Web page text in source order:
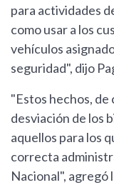
para actividades
como usar a los
vehículos
seguridad", dijo
"Estos hechos,
desviación de los
aquellos para los
correcta
Nacional", agregó